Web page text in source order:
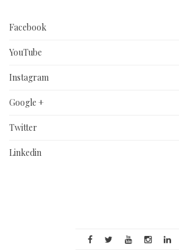
Facebook
YouTube
Instagram
Google +
Twitter
Linkedin